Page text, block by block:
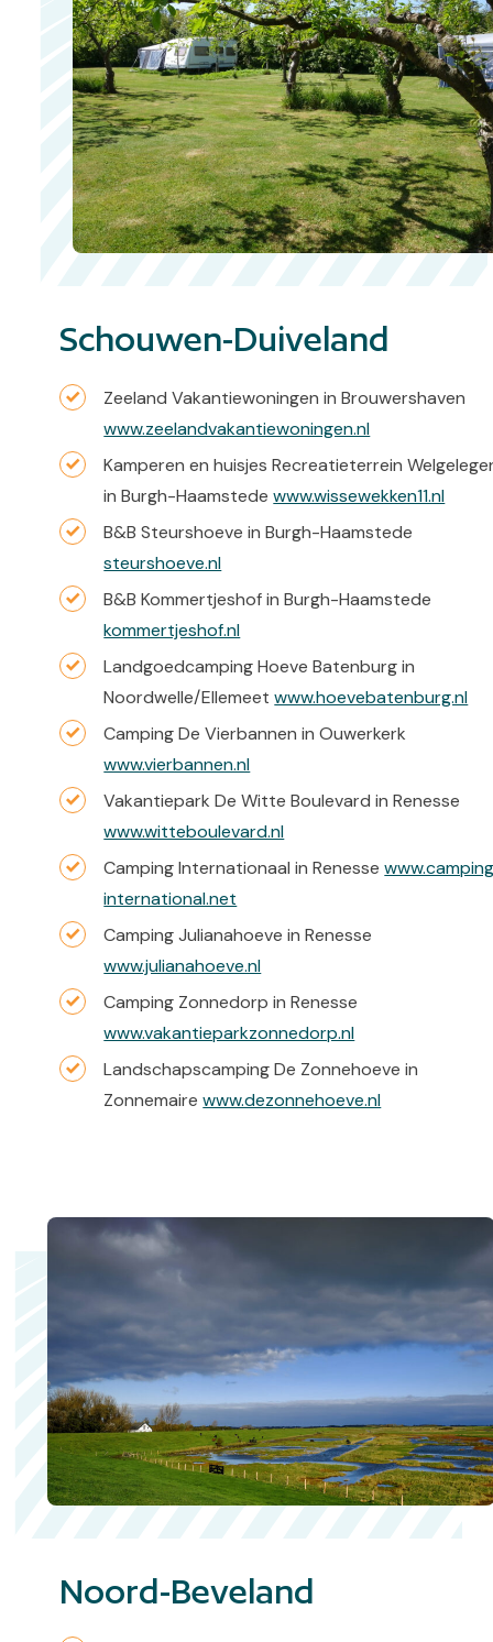
Schouwen-Duiveland
Zeeland Vakantiewoningen in Brouwershaven
www.zeelandvakantiewoningen.nl
Kamperen en huisjes Recreatieterrein
in Burgh-Haamstedewww.wissewekken11.nl
B&B Steurshoeve in Burgh-Haamstede
steurshoeve.nl
B&B Kommertjeshof in Burgh-Haamstede
kommertjeshof.nl
Landgoedcamping Hoeve Batenburg in
Noordwelle/Ellemeetwww.hoevebatenburg.nl
Camping De Vierbannen in Ouwerkerk
www.vierbannen.nl
Vakantiepark De Witte Boulevard in Renesse
www.witteboulevard.nl
Camping Internationaal in Renesse
international.net
Camping Julianahoeve in Renesse
www.julianahoeve.nl
Camping Zonnedorp in Renesse
www.vakantieparkzonnedorp.nl
Landschapscamping De Zonnehoeve in
Zonnemairewww.dezonnehoeve.nl
Noord-Beveland